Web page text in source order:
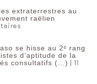
extraterrestres au
raëlien
se hisse au 2ᵉ rang
d’aptitude de la
consultatifs (…) | 11